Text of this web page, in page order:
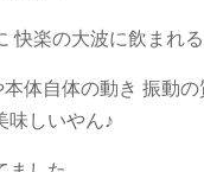
楽の大波に飲まれ
体自体の動き 振動
味しいやん♪